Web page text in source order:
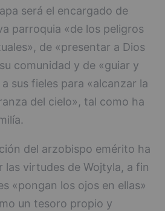
será el encargado de
parroquia «de los peligros
de «presentar a Dios
comunidad y de «guiar y
sus fieles para «alcanzar la
del cielo», tal como ha
del arzobispo emérito ha
las virtudes de Wojtyla, a fin
«pongan los ojos en ellas»
un tesoro propio y